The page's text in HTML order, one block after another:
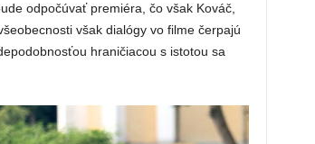
odpočúvať premiéra, čo však Kováč,
však dialógy vo filme čerpajú
hraničiacou s istotou sa